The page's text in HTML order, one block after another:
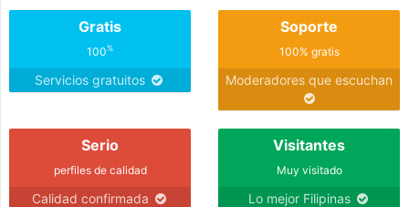
Gratis
100%
Servicios gratuitos
Soporte
100% gratis
Moderadores que escuchan
Serio
perfiles de calidad
Calidad confirmada
Visitantes
Muy visitado
Lo mejor Filipinas